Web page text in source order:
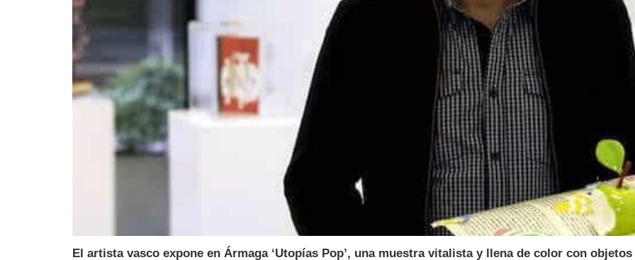
El artista vasco expone en Ármaga ‘Utopías Pop’, una muestra vitalista y llena de color con